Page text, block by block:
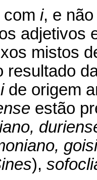
i, e
adjetivos
mistos
resultado
ide origem
estão
),